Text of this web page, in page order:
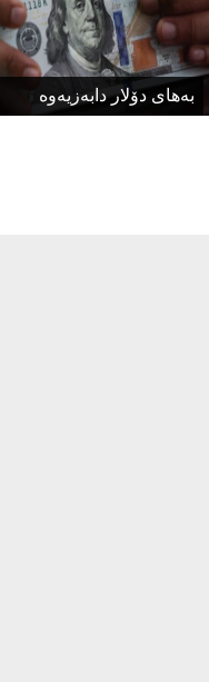
بەهای دۆلار دابەزیەوە